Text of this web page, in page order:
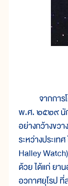
จากการโค
พ.ศ. ๒๕๒๙ นั
อย่างกว้างขว
ระหว่างประเท
Halley
ด้วย ได้แก่ ยา
อวกาศยุโรป ที่